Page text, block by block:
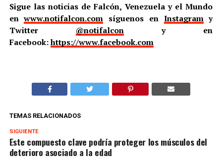
Sigue las noticias de Falcón, Venezuela y el Mundo
enwww.notifalcon.com síguenos en Instagramy
Twitter @notifalcony en
Facebook:https://www.facebook.com
TEMAS RELACIONADOS
SIGUIENTE
Este compuesto clave podría proteger los músculos del
deterioro asociado a la edad